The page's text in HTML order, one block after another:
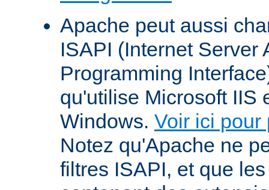
Apache peut aussi
ISAPI (Internet Server
Programming
qu'utilise Microsoft IIS
Windows. Voir ici pour
Notez qu'Apache ne
filtres ISAPI, et que